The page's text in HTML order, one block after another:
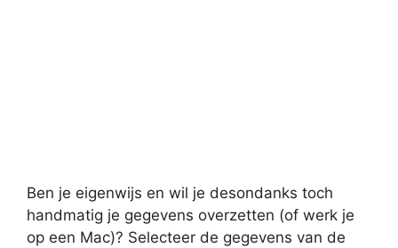
Ben je eigenwijs en wil je desondanks toch
handmatig je gegevens overzetten (of werk je
op een Mac)? Selecteer de gegevens van de